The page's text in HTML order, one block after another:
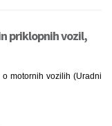
priklopnih vozil,
motornih vozilih (Uradni